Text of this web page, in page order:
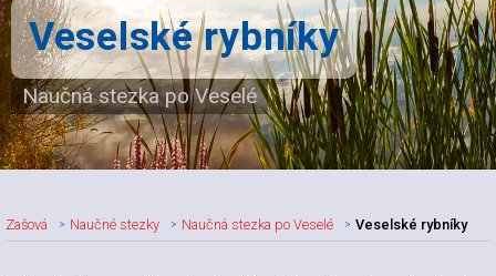
Veselské rybníky
Naučná stezka po Veselé
Zašová Naučné stezky Naučná stezka po Veselé Veselské rybníky